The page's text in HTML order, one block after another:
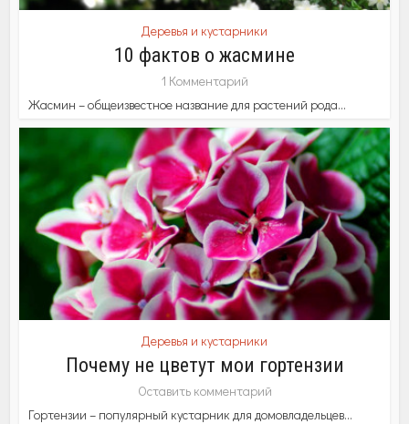
Деревья и кустарники
10 фактов о жасмине
1 Комментарий
Жасмин – общеизвестное название для растений рода...
Деревья и кустарники
Почему не цветут мои гортензии
Оставить комментарий
Гортензии – популярный кустарник для домовладельцев...